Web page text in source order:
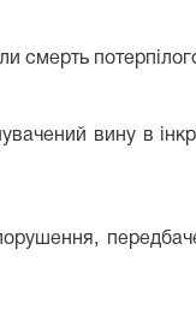
смерть потерпілого
вину в